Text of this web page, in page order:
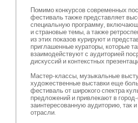
Помимо конкурсов современных
фестиваль также представляет
специальную программу,
и страновые темы, а также
из этих показов курируют и
приглашенные кураторы, которые
взаимодействуют с аудиторией
дискуссий и контекстных
Мастер-классы, музыкальные
художественные выставки еще
фестиваль от широкого спектра
предложений и привлекают в город-
заинтересованную аудиторию, так
отрасли.